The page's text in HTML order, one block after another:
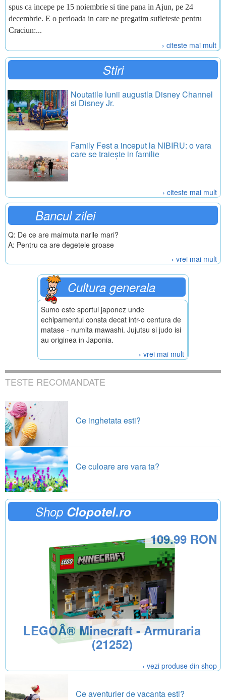
spus ca incepe pe 15 noiembrie si tine pana in Ajun, pe 24
decembrie. E o perioada in care ne pregatim sufleteste pentru
Craciun:...
› citeste mai mult
Stiri
Noutatile lunii augustla Disney Channel
si Disney Jr.
Family Fest a inceput la NIBIRU: o vara
care se traiește in familie
› citeste mai mult
Bancul zilei
Q: De ce are maimuta narile mari?
A: Pentru ca are degetele groase
› vrei mai mult
Cultura generala
Sumo este sportul japonez unde
echipamentul consta decat intr-o centura de
matase - numita mawashi. Jujutsu si judo isi
au originea in Japonia.
› vrei mai mult
TESTE RECOMANDATE
Ce inghetata esti?
Ce culoare are vara ta?
Shop Clopotel.ro
LEGOÂ® Minecraft - Armuraria
(21252)
109.99 RON
› vezi produse din shop
Ce aventurier de vacanta esti?